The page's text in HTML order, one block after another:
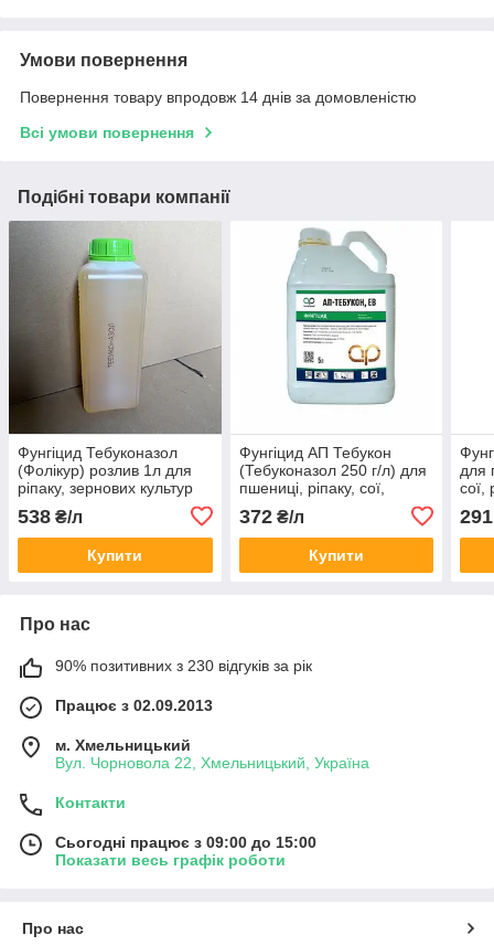
Умови повернення
Повернення товару впродовж 14 днів за домовленістю
Всі умови повернення
Подібні товари компанії
Фунгіцид Тебуконазол
(Фолікур) розлив 1л для
ріпаку, зернових культур
538 ₴/л
Купити
Фунгіцид АП Тебукон
(Тебуконазол 250 г/л) для
пшениці, ріпаку, сої,
виноградників
372₴/л
Купити
для
сої,
г/л)
291
Про нас
90% позитивних з 230 відгуків за рік
Працює з 02.09.2013
м. Хмельницький
Вул. Чорновола 22, Хмельницький, Україна
Контакти
Сьогодні працює з 09:00 до 15:00
Показати весь графік роботи
Про нас